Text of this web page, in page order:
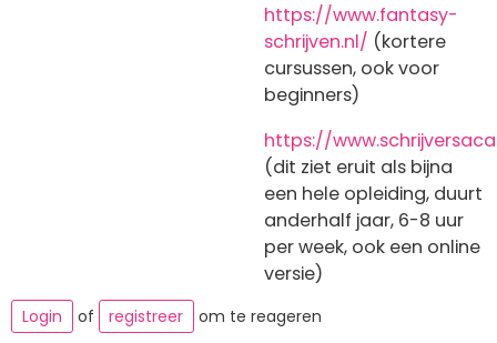
https://www.fantasy-
schrijven.nl/ (kortere
cursussen, ook voor
beginners)
https://
(dit ziet eruit als bijna
een hele opleiding, duurt
anderhalf jaar, 6-8 uur
per week, ook een online
versie)
Login of registreer om te reageren